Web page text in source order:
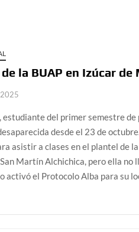
la BUAP en Izúcar de
estudiante del primer semestre
desde el 23 de
asistir a clases en el plantel de
Martín Alchichica, pero ella no
activó el Protocolo Alba para su